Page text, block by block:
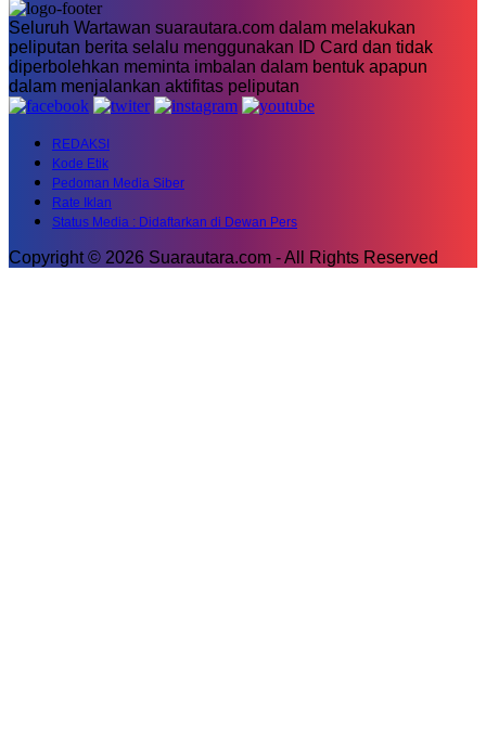
Seluruh Wartawan suarautara.com dalam melakukan
peliputan berita selalu menggunakan ID Card dan tidak
diperbolehkan meminta imbalan dalam bentuk apapun
dalam menjalankan aktifitas peliputan
REDAKSI
Kode Etik
Pedoman Media Siber
Rate Iklan
Status Media : Didaftarkan di Dewan Pers
Copyright © 2026 Suarautara.com - All Rights Reserved